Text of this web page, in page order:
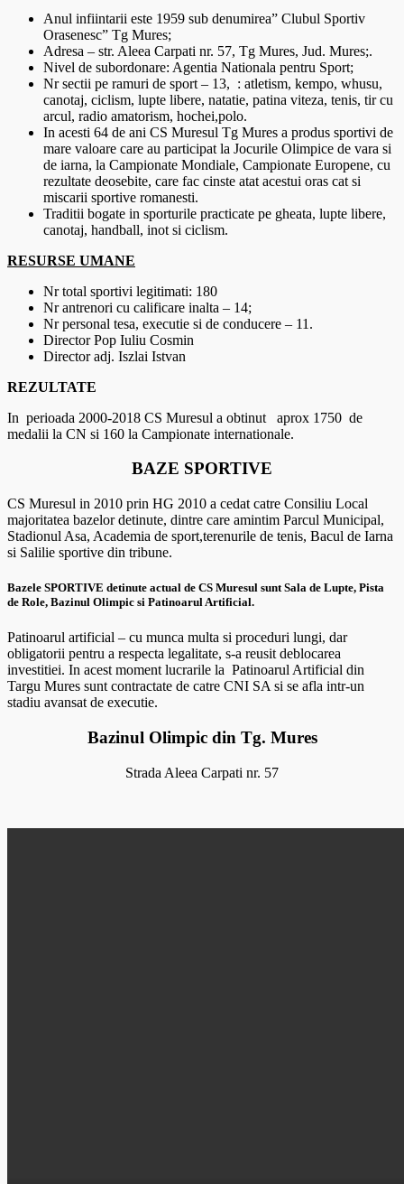
Anul infiintarii este 1959 sub denumirea” Clubul Sportiv
Orasenesc” Tg Mures;
Adresa – str. Aleea Carpati nr. 57, Tg Mures, Jud. Mures;.
Nivel de subordonare: Agentia Nationala pentru Sport;
Nr sectii pe ramuri de sport – 13, : atletism, kempo, whusu,
canotaj, ciclism, lupte libere, natatie, patina viteza, tenis, tir cu
arcul, radio amatorism, hochei,polo.
In acesti 64 de ani CS Muresul Tg Mures a produs sportivi de
mare valoare care au participat la Jocurile Olimpice de vara si
de iarna, la Campionate Mondiale, Campionate Europene, cu
rezultate deosebite, care fac cinste atat acestui oras cat si
miscarii sportive romanesti.
Traditii bogate in sporturile practicate pe gheata, lupte libere,
canotaj, handball, inot si ciclism.
RESURSE UMANE
Nr total sportivi legitimati: 180
Nr antrenori cu calificare inalta – 14;
Nr personal tesa, executie si de conducere – 11.
Director Pop Iuliu Cosmin
Director adj. Iszlai Istvan
REZULTATE
In perioada 2000-2018 CS Muresul a obtinut aprox 1750 de
medalii la CN si 160 la Campionate internationale.
BAZE SPORTIVE
CS Muresul in 2010 prin HG 2010 a cedat catre Consiliu Local
majoritatea bazelor detinute, dintre care amintim Parcul Municipal,
Stadionul Asa, Academia de sport,terenurile de tenis, Bacul de Iarna
si Salilie sportive din tribune.
Bazele SPORTIVE detinute actual de CS Muresul sunt Sala de Lupte, Pista
de Role, Bazinul Olimpic si Patinoarul Artificial.
Patinoarul artificial – cu munca multa si proceduri lungi, dar
obligatorii pentru a respecta legalitate, s-a reusit deblocarea
investitiei. In acest moment lucrarile la Patinoarul Artificial din
Targu Mures sunt contractate de catre CNI SA si se afla intr-un
stadiu avansat de executie.
Bazinul Olimpic din Tg. Mures
Strada Aleea Carpati nr. 57